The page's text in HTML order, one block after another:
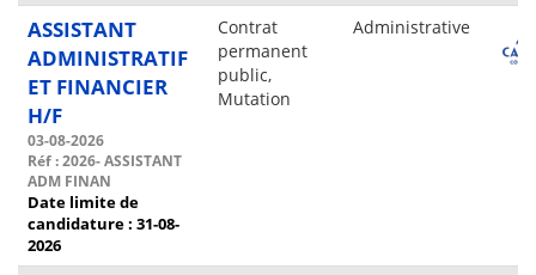
ASSISTANT
ADMINISTRATIF
ET FINANCIER
H/F
03-08-2026
Réf : 2026- ASSISTANT
ADM FINAN
Date limite de
candidature : 31-08-
2026
Contrat
permanent
public,
Mutation
Administrative